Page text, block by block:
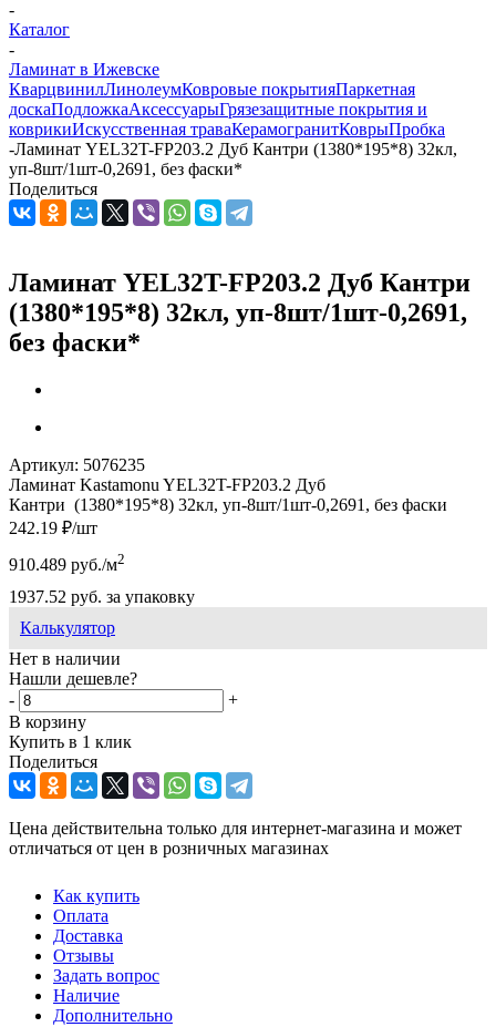
-
Каталог
-
Ламинат в Ижевске
КварцвинилЛинолеумКовровые покрытияПаркетная
доскаПодложкаАксессуарыГрязезащитные покрытия и
коврикиИскусственная траваКерамогранитКоврыПробка
-Ламинат YEL32T-FP203.2 Дуб Кантри (1380*195*8) 32кл,
уп-8шт/1шт-0,2691, без фаски*
Поделиться
Ламинат YEL32T-FP203.2 Дуб Кантри
(1380*195*8) 32кл, уп-8шт/1шт-0,2691,
без фаски*
Артикул: 5076235
Ламинат Kastamonu YEL32T-FP203.2 Дуб
Кантри (1380*195*8) 32кл, уп-8шт/1шт-0,2691, без фаски
242.19 ₽/шт
910.489 руб./м2
1937.52 руб. за упаковку
Калькулятор
Нет в наличии
Нашли дешевле?
-
+
В корзину
Купить в 1 клик
Поделиться
Цена действительна только для интернет-магазина и может
отличаться от цен в розничных магазинах
Как купить
Оплата
Доставка
Отзывы
Задать вопрос
Наличие
Дополнительно